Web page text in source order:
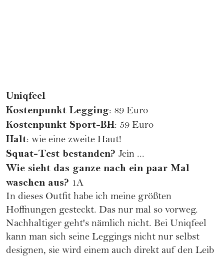
Uniqfeel
Kostenpunkt Legging: 89 Euro
Kostenpunkt Sport-BH: 59 Euro
Halt: wie eine zweite Haut!
Squat-Test bestanden? Jein ...
Wie sieht das ganze nach ein paar Mal
waschen aus? 1A
In dieses Outfit habe ich meine größten
Hoffnungen gesteckt. Das nur mal so vorweg.
Nachhaltiger geht's nämlich nicht. Bei Uniqfeel
kann man sich seine Leggings nicht nur selbst
designen, sie wird einem auch direkt auf den Leib